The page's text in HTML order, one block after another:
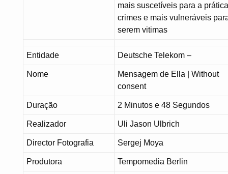
mais suscetíveis para a
crimes e mais vulneráveis
serem vitimas
Entidade Deutsche Telekom –
Nome
Mensagem de Ella | Without
consent
Duração 2 Minutos e 48 Segundos
Realizador Uli Jason Ulbrich
Director Fotografia Sergej Moya
Produtora Tempomedia Berlin